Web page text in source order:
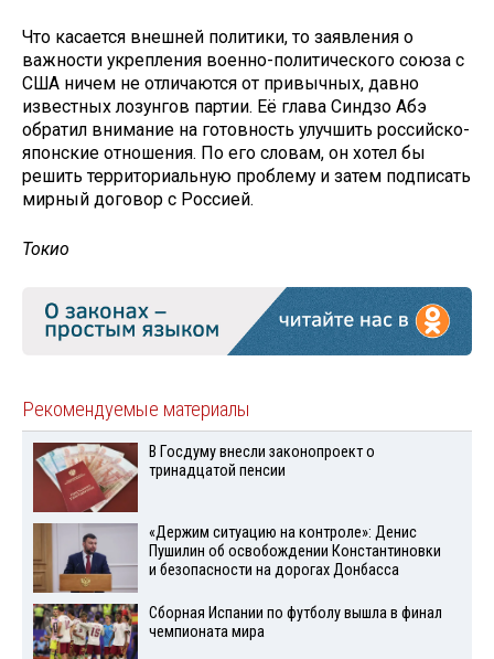
Что касается внешней политики, то заявления о
важности укрепления военно-политического союза с
США ничем не отличаются от привычных, давно
известных лозунгов партии. Её глава Синдзо Абэ
обратил внимание на готовность улучшить российско-
японские отношения. По его словам, он хотел бы
решить территориальную проблему и затем подписать
мирный договор с Россией.
Токио
Рекомендуемые материалы
В Госдуму внесли законопроект о
тринадцатой пенсии
«Держим ситуацию на контроле»: Денис
Пушилин об освобождении Константиновки
и безопасности на дорогах Донбасса
Сборная Испании по футболу вышла в финал
чемпионата мира